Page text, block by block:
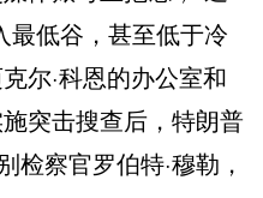
最低谷，甚至低于冷
尔·科恩的办公室和
突击搜查后，特朗普
检察官罗伯特·穆勒，